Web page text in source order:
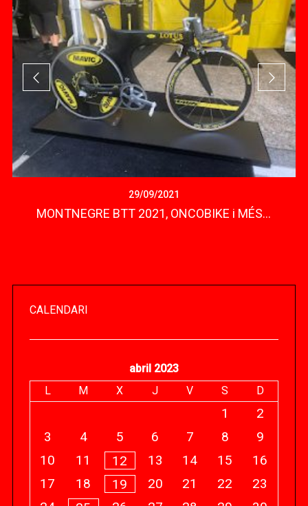
29/09/2021
MONTNEGRE BTT 2021, ONCOBIKE i MÉS…
CALENDARI
abril 2023
L
M X J V S D
1
2
3
4 5 6 7 8
9
10
11 12 13 14 15
16
17
18 19 20 21 22
23